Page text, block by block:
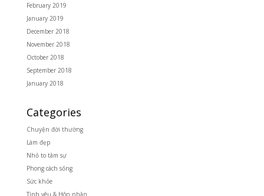
February 2019
January 2019
December 2018
November 2018
October 2018
September 2018
January 2018
Categories
Chuyện đời thường
Làm đẹp
Nhỏ to tâm sự
Phong cách sống
Sức khỏe
Tình yêu & Hôn nhân